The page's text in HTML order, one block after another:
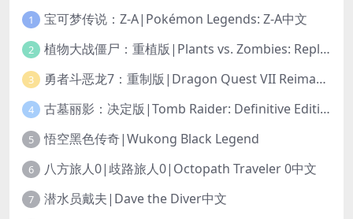
1 宝可梦传说：Z-A|Pokémon Legends: Z-A中文
2 植物大战僵尸：重植版|Plants vs. Zombies: Replanted中文
3 勇者斗恶龙7：重制版|Dragon Quest VII Reimagined中文
4 古墓丽影：决定版|Tomb Raider: Definitive Edition中文
5 悟空黑色传奇|Wukong Black Legend
6 八方旅人0|歧路旅人0|Octopath Traveler 0中文
7 潜水员戴夫|Dave the Diver中文